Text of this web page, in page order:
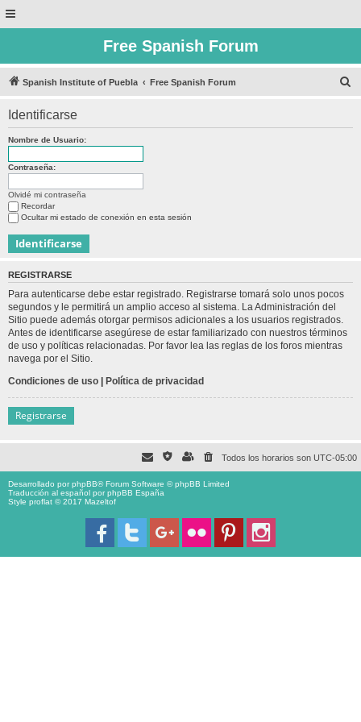
Free Spanish Forum
Spanish Institute of Puebla Free Spanish Forum
Identificarse
Nombre de Usuario:
Contraseña:
Olvidé mi contraseña
Recordar
Ocultar mi estado de conexión en esta sesión
REGISTRARSE
Para autenticarse debe estar registrado. Registrarse tomará solo unos pocos
segundos y le permitirá un amplio acceso al sistema. La Administración del
Sitio puede además otorgar permisos adicionales a los usuarios registrados.
Antes de identificarse asegúrese de estar familiarizado con nuestros términos
de uso y políticas relacionadas. Por favor lea las reglas de los foros mientras
navega por el Sitio.
Condiciones de uso | Política de privacidad
Registrarse
Todos los horarios son UTC-05:00
Desarrollado porphpBB® Forum Software © phpBB Limited
Traducción al español porphpBB España
Style proflat © 2017 Mazeltof